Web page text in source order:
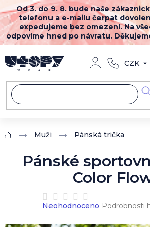
Přejít
na
obsah
Od 3. do 9. 8. bude naše
telefonu a e-mailu čerpat
expedujeme bez omezení. Na
odpovíme hned po návratu.
CZK
Domů Muži Pánská trička
Pánské
Color
Průměrné
hodnocení
Neohodnoceno Podrobnosti